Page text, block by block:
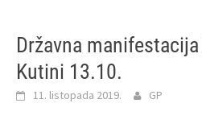
Državna
Kutini 13.10.
11. listopada 2019. GP